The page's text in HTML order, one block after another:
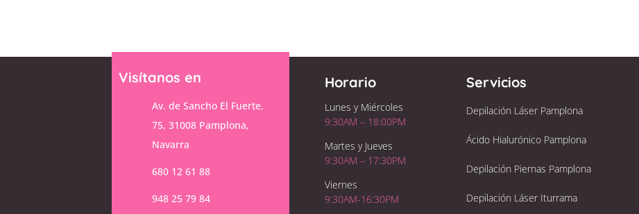
Visítanos en
Av. de Sancho El Fuerte,
75, 31008 Pamplona,
Navarra
680 12 61 88
948 25 79 84
Horario
Lunes y Miércoles
9:30AM – 18:00PM
Martes y Jueves
9:30AM – 17:30PM
Viernes
9:30AM-16:30PM
Servicios
Depilación Láser Pamplona
Ácido Hialurónico Pamplona
Depilación Piernas Pamplona
Depilación Láser Iturrama